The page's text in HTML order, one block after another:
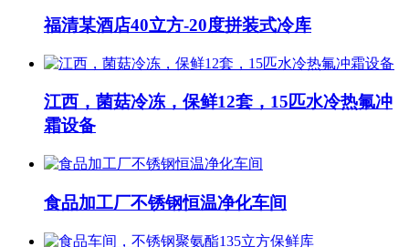
福清某酒店40立方-20度拼装式冷库
江西，菌菇冷冻，保鲜12套，15匹水冷热氟冲
霜设备
食品加工厂不锈钢恒温净化车间